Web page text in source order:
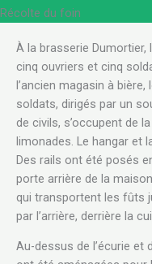
Récolte du foin
À la brasserie Dumortier,
cinq ouvriers et cinq
l’ancien magasin à
soldats, dirigés par un
de civils, s’occupent de
limonades. Le hangar et
Des rails ont été posés
porte arrière de la
qui transportent les fûts
par l’arrière, derrière la
Au-dessus de l’écurie et